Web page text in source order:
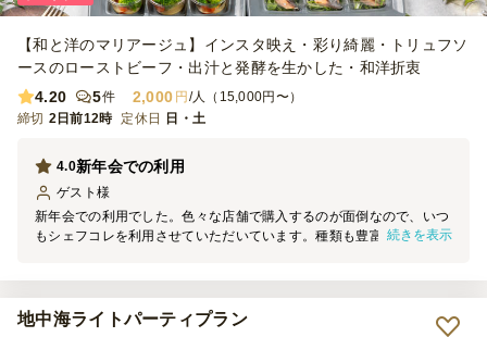
【和と洋のマリアージュ】インスタ映え・彩り綺麗・トリュフソ
ースのローストビーフ・出汁と発酵を生かした・和洋折衷
4.20
5件 2,000 円/人（15,000円〜）
締切 2日前12時 定休日 日・土
新年会での利用
4.0
ゲスト 様
新年会での利用でした。色々な店舗で購入するのが面倒なので、いつ
もシェフコレを利用させていただいています。種類も豊富で大変助か
続きを表示
地中海ライトパーティプラン